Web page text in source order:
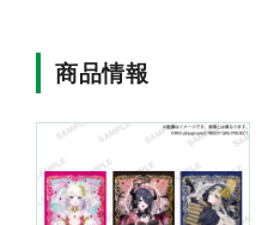
商品情報